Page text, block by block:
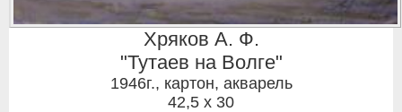
Хряков А. Ф.
"Тутаев на Волге"
1946г., картон, акварель
42,5 x 30